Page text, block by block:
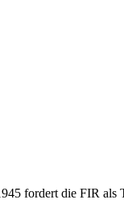
fordert die FIR als